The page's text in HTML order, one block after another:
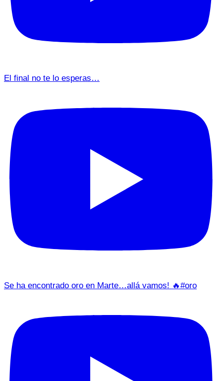
El final no te lo esperas…
Se ha encontrado oro en Marte…allá vamos! 🔥#oro